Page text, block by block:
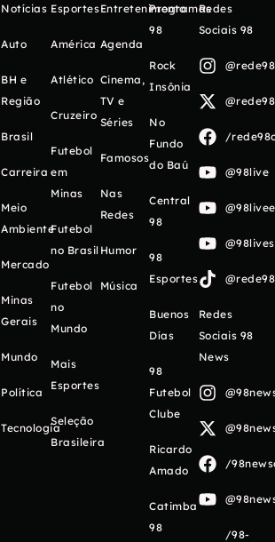
Notícias
Auto
BH e
Região
Brasil
Carreira
Meio
Ambiente
Mercado
Minas
Gerais
Mundo
Política
Tecnologia
Esportes
América
Atlético
Cruzeiro
Futebol
em
Minas
Futebol
no Brasil
Futebol
no
Mundo
Mais
Esportes
Seleção
Brasileira
Entretenimento
Agenda
Cinema,
TV e
Séries
Famosos
Nas
Redes
Humor
Música
Programas
98
Rock
Insônia
No
Fundo
do Baú
Central
98
98
Esportes
Buenos
Días
98
Futebol
Clube
Ricardo
Amado
Catimba
98
Redes
Sociais 98
/
@98live
Redes
Sociais 98
News
/
/98-